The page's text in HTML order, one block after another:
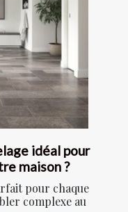
idéal pour
maison ?
pour chaque
complexe au